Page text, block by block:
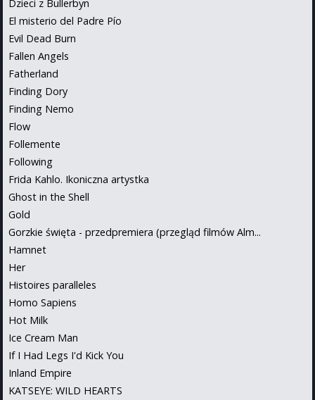
Dzieci z Bullerbyn
El misterio del Padre Pío
Evil Dead Burn
Fallen Angels
Fatherland
Finding Dory
Finding Nemo
Flow
Follemente
Following
Frida Kahlo. Ikoniczna artystka
Ghost in the Shell
Gold
Gorzkie święta - przedpremiera (przegląd filmów Alm...
Hamnet
Her
Histoires paralleles
Homo Sapiens
Hot Milk
Ice Cream Man
If I Had Legs I'd Kick You
Inland Empire
KATSEYE: WILD HEARTS